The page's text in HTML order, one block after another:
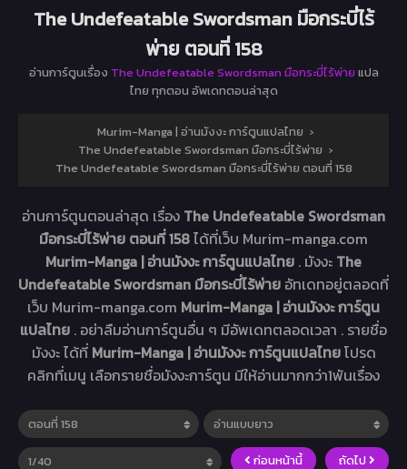
The Undefeatable Swordsman มือกระบี่ไร้
พ่าย ตอนที่ 158
อ่านการ์ตูนเรื่อง The Undefeatable Swordsman มือกระบี่ไร้พ่าย แปล
ไทย ทุกตอน อัพเดทตอนล่าสุด
Murim-Manga | อ่านมังงะ การ์ตูนแปลไทย ›
The Undefeatable Swordsman มือกระบี่ไร้พ่าย ›
The Undefeatable Swordsman มือกระบี่ไร้พ่าย ตอนที่ 158
อ่านการ์ตูนตอนล่าสุด เรื่อง The Undefeatable Swordsman
มือกระบี่ไร้พ่าย ตอนที่ 158ได้ที่เว็บ Murim-manga.com
Murim-Manga | อ่านมังงะ การ์ตูนแปลไทย . มังงะ The
Undefeatable Swordsman มือกระบี่ไร้พ่าย อัทเดทอยู่ตลอดที่
เว็บ Murim-manga.com Murim-Manga | อ่านมังงะ การ์ตูน
แปลไทย . อย่าลืมอ่านการ์ตูนอื่น ๆ มีอัพเดทตลอดเวลา . รายชื่อ
มังงะ ได้ที่ Murim-Manga | อ่านมังงะ การ์ตูนแปลไทยโปรด
คลิกที่เมนู เลือกรายชื่อมังงะการ์ตูน มีให้อ่านมากกว่า1พันเรื่อง
ก่อนหน้านี้ ถัดไป